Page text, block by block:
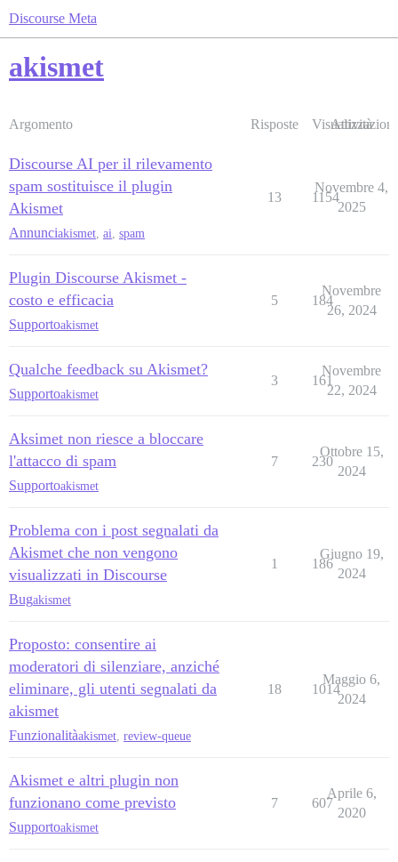
Discourse Meta
akismet
Argomento Risposte Visualizzazioni
Attività
Discourse AI per il rilevamento
spam sostituisce il plugin
Akismet
Annunciakismet ai spam
13 1154
Novembre 4,
2025
Plugin Discourse Akismet -
costo e efficacia
Supportoakismet
5 184
Novembre
26, 2024
Qualche feedback su Akismet?
Supportoakismet
3 161
Novembre
22, 2024
Aksimet non riesce a bloccare
l'attacco di spam
Supportoakismet
7 230
Ottobre 15,
2024
Problema con i post segnalati da
Akismet che non vengono
visualizzati in Discourse
Bugakismet
1 186
Giugno 19,
2024
Proposto: consentire ai
moderatori di silenziare, anziché
eliminare, gli utenti segnalati da
akismet
Funzionalitàakismet review-queue
18 1014
Maggio 6,
2024
Akismet e altri plugin non
funzionano come previsto
Supportoakismet
7 607
Aprile 6,
2020